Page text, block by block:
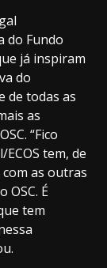
do Fundo
já inspiram
do
de todas as
as
“Fico
tem, de
as outras
OSC. É
tem